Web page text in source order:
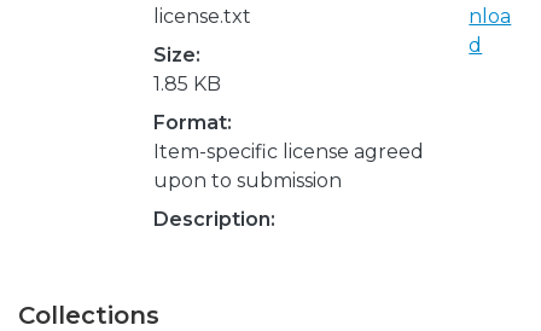
license.txt
Size:
1.85 KB
Format:
Item-specific license agreed
upon to submission
Description:
nloa
d
Collections